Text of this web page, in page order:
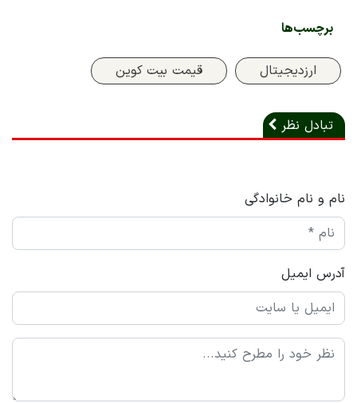
برچسب‌ها
ارزدیجیتال قیمت بیت کوین
تبادل نظر
نام و نام خانوادگی
آدرس ایمیل